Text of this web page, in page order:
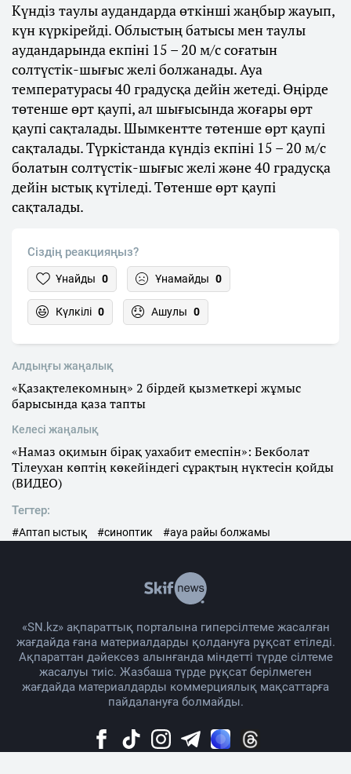
Күндіз таулы аудандарда өткінші жаңбыр жауып,
күн күркірейді. Облыстың батысы мен таулы
аудандарында екпіні 15 – 20 м/с соғатын
солтүстік-шығыс желі болжанады. Ауа
температурасы 40 градусқа дейін жетеді. Өңірде
төтенше өрт қаупі, ал шығысында жоғары өрт
қаупі сақталады. Шымкентте төтенше өрт қаупі
сақталады. Түркістанда күндіз екпіні 15 – 20 м/с
болатын солтүстік-шығыс желі және 40 градусқа
дейін ыстық күтіледі. Төтенше өрт қаупі
сақталады.
Сіздің реакцияңыз?
Ұнайды 0 Ұнамайды 0
Күлкілі 0 Ашулы 0
Алдыңғы жаңалық
«Қазақтелекомның» 2 бірдей қызметкері жұмыс
барысында қаза тапты
Келесі жаңалық
«Намаз оқимын бірақ уахабит емеспін»: Бекболат
Тілеухан көптің көкейіндегі сұрақтың нүктесін қойды
(ВИДЕО)
Тегтер:
#Аптап ыстық #синоптик #ауа райы болжамы
«SN.kz» ақпараттық порталына гиперсілтеме жасалған
жағдайда ғана материалдарды қолдануға рұқсат етіледі.
Ақпараттан дәйексөз алынғанда міндетті түрде сілтеме
жасалуы тиіс. Жазбаша түрде рұқсат берілмеген
жағдайда материалдарды коммерциялық мақсаттарға
пайдалануға болмайды.